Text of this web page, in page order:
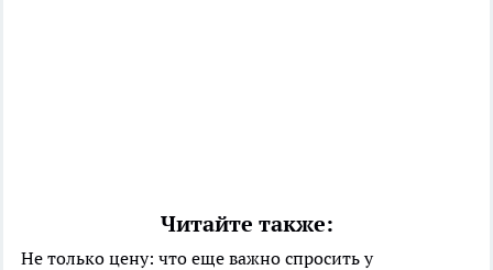
Читайте также:
Не только цену: что еще важно спросить у